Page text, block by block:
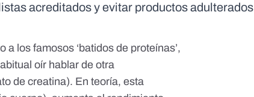
acreditados y evitar productos adulterados
a los famosos ‘batidos de proteínas’,
oír hablar de otra
de creatina). En teoría, esta